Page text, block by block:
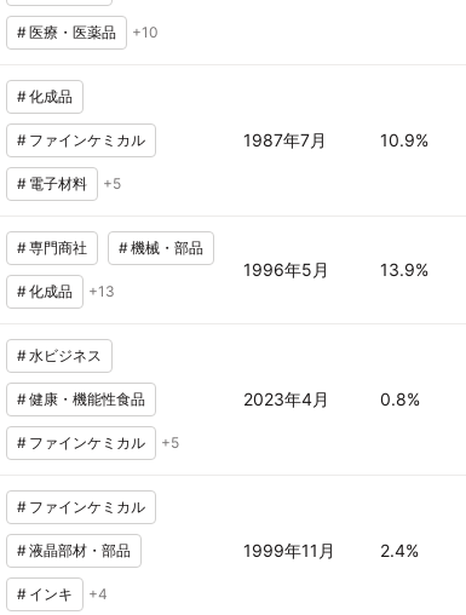
#医療・医薬品 +10
#化成品
# ファインケミカル
# 電子材料 +5
1987年7月 10.9%
#専門商社 #機械・部品
#化成品 +13
1996年5月 13.9%
#水ビジネス
#健康・機能性食品
# ファインケミカル +5
2023年4月 0.8%
# ファインケミカル
#液晶部材・部品
# インキ +4
1999年11月 2.4%